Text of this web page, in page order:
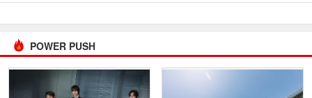
POWER PUSH